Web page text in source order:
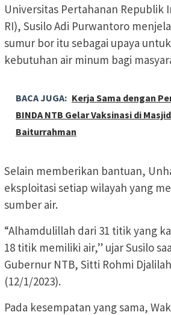
Universitas Pertahanan Republik
RI), Susilo Adi Purwantoro
sumur bor itu sebagai upaya
kebutuhan air minum bagi
BACA JUGA: Kerja Sama dengan
BINDA NTB Gelar Vaksinasi di
Baiturrahman
Selain memberikan bantuan,
eksploitasi setiap wilayah yang
sumber air.
“Alhamdulillah dari 31 titik yang
18 titik memiliki air,” ujar Susilo
Gubernur NTB, Sitti Rohmi
(12/1/2023).
Pada kesempatan yang sama,